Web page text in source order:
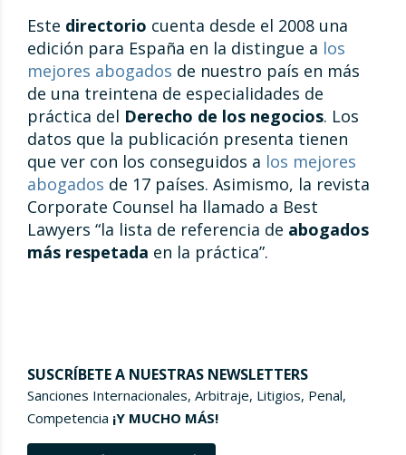
Este directorio cuenta desde el 2008 una
edición para España en la distingue a los
mejores abogados de nuestro país en más
de una treintena de especialidades de
práctica del Derecho de los negocios. Los
datos que la publicación presenta tienen
que ver con los conseguidos a los mejores
abogados de 17 países. Asimismo, la revista
Corporate Counsel ha llamado a Best
Lawyers “la lista de referencia de abogados
más respetada en la práctica”.
SUSCRÍBETE A NUESTRAS NEWSLETTERS
Sanciones Internacionales, Arbitraje, Litigios, Penal,
Competencia ¡Y MUCHO MÁS!